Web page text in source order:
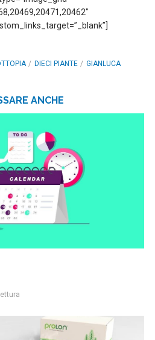
DIECI PIANTE
GIANLUCA
ANCHE